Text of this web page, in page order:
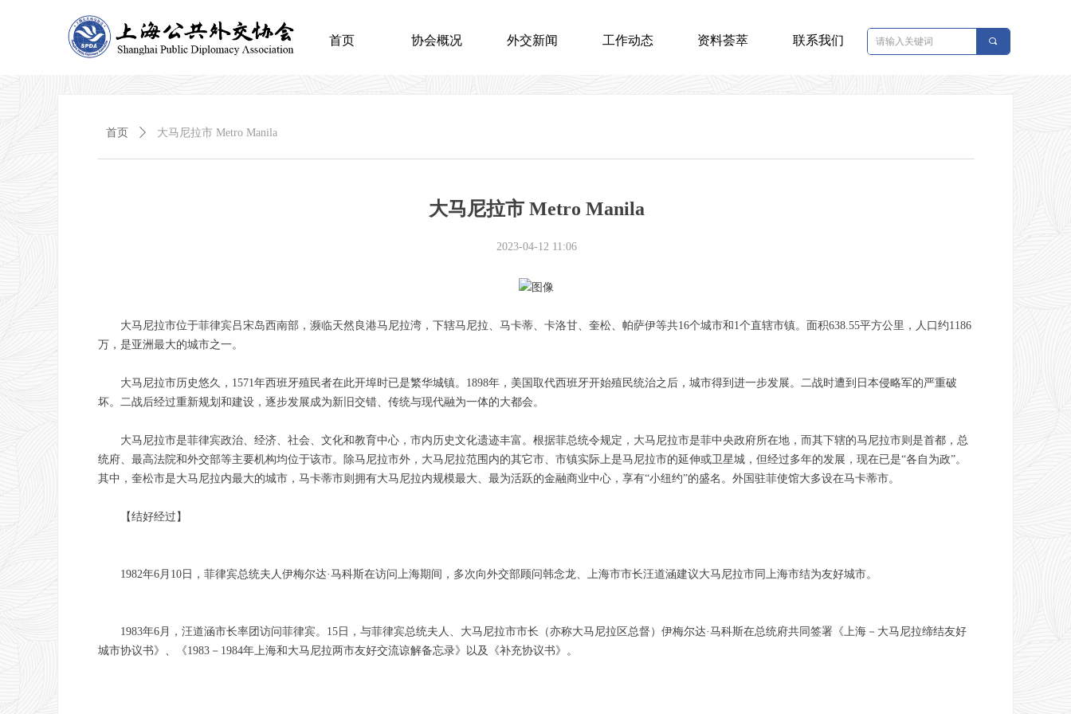
首页 协会概况 外交新闻 工作动态 资料荟萃 联系我们 끠
大马尼拉市 Metro Manila
大马尼拉市位于菲律宾吕宋岛西南部，濒临天然良港马尼拉湾，下辖马尼拉、马卡蒂、卡洛甘、奎松、帕萨伊等共16个城市和1个直辖市镇。面积638.55平方公里，人口约1186
万，是亚洲最大的城市之一。
大马尼拉市历史悠久，1571年西班牙殖民者在此开埠时已是繁华城镇。1898年，美国取代西班牙开始殖民统治之后，城市得到进一步发展。二战时遭到日本侵略军的严重破
坏。二战后经过重新规划和建设，逐步发展成为新旧交错、传统与现代融为一体的大都会。
大马尼拉市是菲律宾政治、经济、社会、文化和教育中心，市内历史文化遗迹丰富。根据菲总统令规定，大马尼拉市是菲中央政府所在地，而其下辖的马尼拉市则是首都，总
统府、最高法院和外交部等主要机构均位于该市。除马尼拉市外，大马尼拉范围内的其它市、市镇实际上是马尼拉市的延伸或卫星城，但经过多年的发展，现在已是“各自为政”。
其中，奎松市是大马尼拉内最大的城市，马卡蒂市则拥有大马尼拉内规模最大、最为活跃的金融商业中心，享有“小纽约”的盛名。外国驻菲使馆大多设在马卡蒂市。
【结好经过】
1982年6月10日，菲律宾总统夫人伊梅尔达·马科斯在访问上海期间，多次向外交部顾问韩念龙、上海市市长汪道涵建议大马尼拉市同上海市结为友好城市。
1983年6月，汪道涵市长率团访问菲律宾。15日，与菲律宾总统夫人、大马尼拉市市长（亦称大马尼拉区总督）伊梅尔达·马科斯在总统府共同签署《上海－大马尼拉缔结友好
城市协议书》、《1983－1984年上海和大马尼拉两市友好交流谅解备忘录》以及《补充协议书》。
首页 ꄲ 大马尼拉市 Metro Manila
2023-04-12 11:06